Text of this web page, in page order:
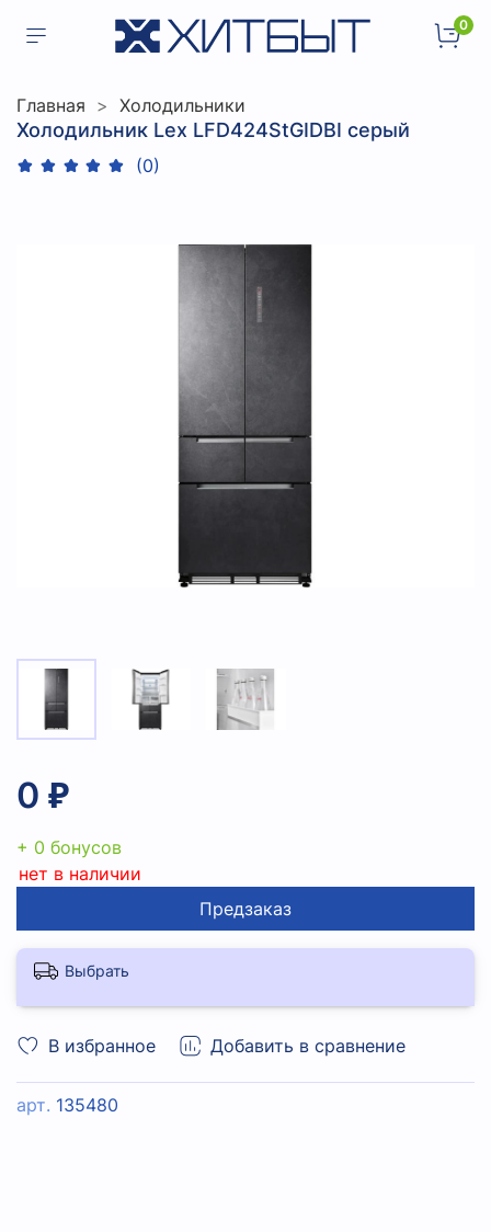
0
Главная Холодильники
Холодильник Lex LFD424StGIDBI серый
(0)
В избранное Добавить в сравнение
арт. 135480
0 ₽
+ 0 бонусов
нет в наличии
Предзаказ
Выбрать